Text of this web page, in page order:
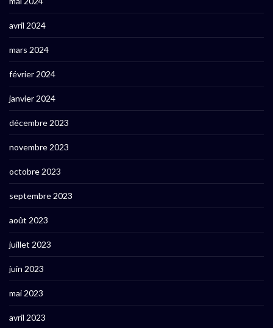
avril 2024
mars 2024
février 2024
janvier 2024
décembre 2023
novembre 2023
octobre 2023
septembre 2023
août 2023
juillet 2023
juin 2023
mai 2023
avril 2023